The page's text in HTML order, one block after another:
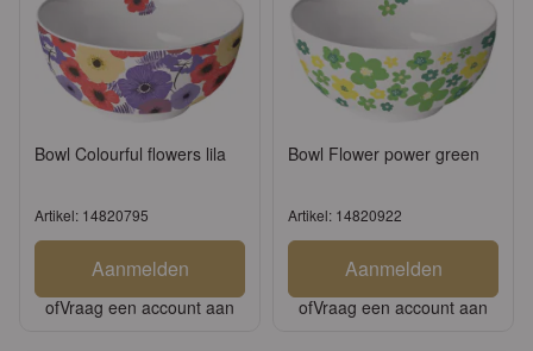
Bowl Colourful flowers lila
Artikel: 14820795
Aanmelden
ofVraag een account aan
Bowl Flower power green
Artikel: 14820922
Aanmelden
ofVraag een account aan